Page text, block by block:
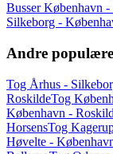
Busser København
Silkeborg -
Andre
Tog Århus -
RoskildeTog
København -
HorsensTog
Høvelte -